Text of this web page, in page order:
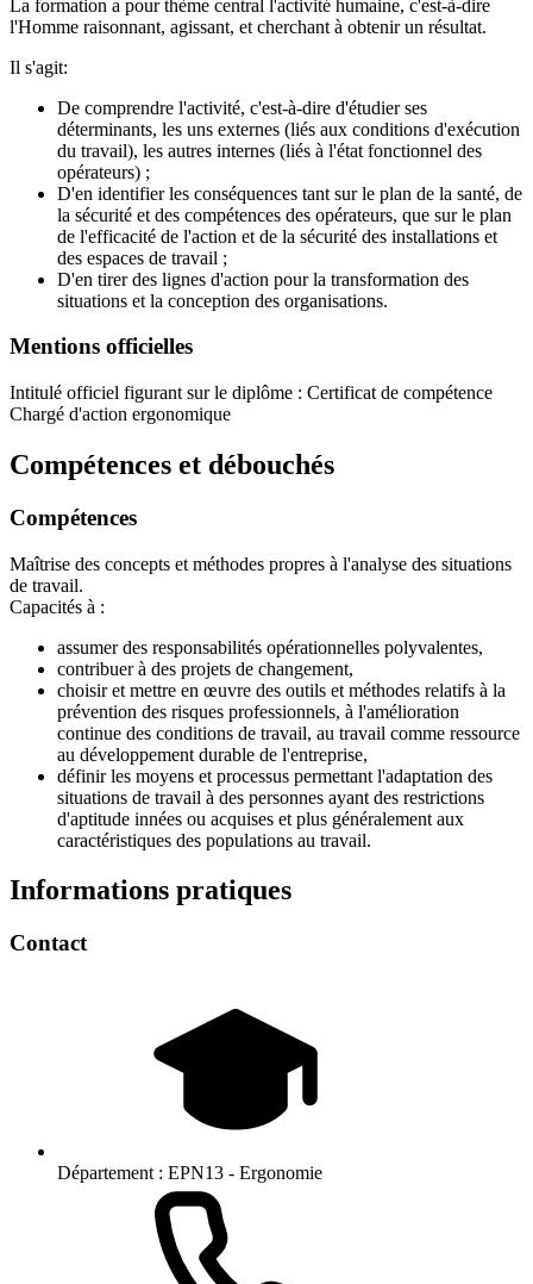
La formation a pour thème central l'activité humaine, c'est-à-dire
l'Homme raisonnant, agissant, et cherchant à obtenir un résultat.
Il s'agit:
De comprendre l'activité, c'est-à-dire d'étudier ses
déterminants, les uns externes (liés aux conditions d'exécution
du travail), les autres internes (liés à l'état fonctionnel des
opérateurs) ;
D'en identifier les conséquences tant sur le plan de la santé, de
la sécurité et des compétences des opérateurs, que sur le plan
de l'efficacité de l'action et de la sécurité des installations et
des espaces de travail ;
D'en tirer des lignes d'action pour la transformation des
situations et la conception des organisations.
Mentions officielles
Intitulé officiel figurant sur le diplôme : Certificat de compétence
Chargé d'action ergonomique
Compétences et débouchés
Compétences
Maîtrise des concepts et méthodes propres à l'analyse des situations
de travail.
Capacités à :
assumer des responsabilités opérationnelles polyvalentes,
contribuer à des projets de changement,
choisir et mettre en œuvre des outils et méthodes relatifs à la
prévention des risques professionnels, à l'amélioration
continue des conditions de travail, au travail comme ressource
au développement durable de l'entreprise,
définir les moyens et processus permettant l'adaptation des
situations de travail à des personnes ayant des restrictions
d'aptitude innées ou acquises et plus généralement aux
caractéristiques des populations au travail.
Informations pratiques
Contact
Département : EPN13 - Ergonomie